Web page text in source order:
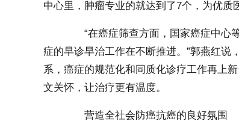
中心里，肿瘤专业的就达到了7个，为优质
“在癌症筛查方面，国家癌症中心等
症的早诊早治工作在不断推进。”郭燕红说
系，癌症的规范化和同质化诊疗工作再上
文关怀，让治疗更有温度。
营造全社会防癌抗癌的良好氛围